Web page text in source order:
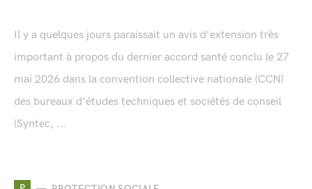
Il y a quelques jours paraissait un avis d'extension très
important à propos du dernier accord santé conclu le 27
mai 2026 dans la convention collective nationale (CCN)
des bureaux d'études techniques et sociétés de conseil
(Syntec, ...